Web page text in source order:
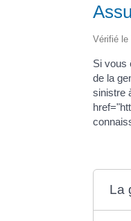
Vérifié le
Si vous
de la
sinistre
La